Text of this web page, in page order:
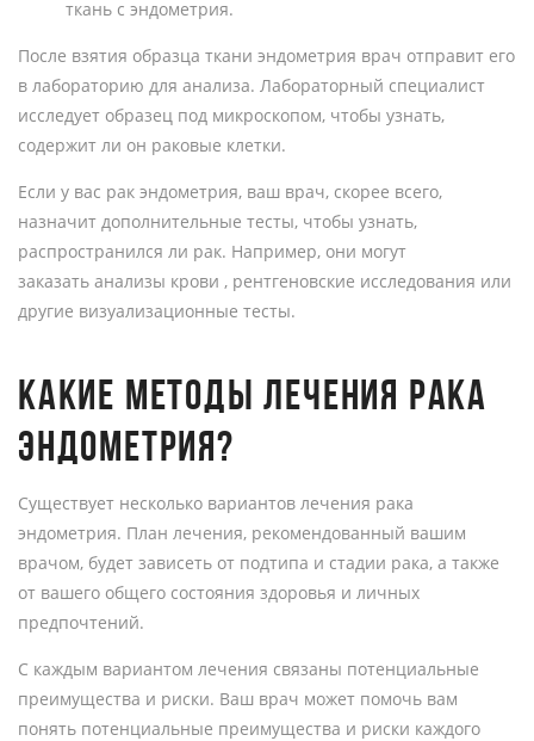
ткань с эндометрия.
После взятия образца ткани эндометрия врач отправит его
в лабораторию для анализа. Лабораторный специалист
исследует образец под микроскопом, чтобы узнать,
содержит ли он раковые клетки.
Если у вас рак эндометрия, ваш врач, скорее всего,
назначит дополнительные тесты, чтобы узнать,
распространился ли рак. Например, они могут
заказать анализы крови , рентгеновские исследования или
другие визуализационные тесты.
КАКИЕ МЕТОДЫ ЛЕЧЕНИЯ РАКА
ЭНДОМЕТРИЯ?
Существует несколько вариантов лечения рака
эндометрия. План лечения, рекомендованный вашим
врачом, будет зависеть от подтипа и стадии рака, а также
от вашего общего состояния здоровья и личных
предпочтений.
С каждым вариантом лечения связаны потенциальные
преимущества и риски. Ваш врач может помочь вам
понять потенциальные преимущества и риски каждого